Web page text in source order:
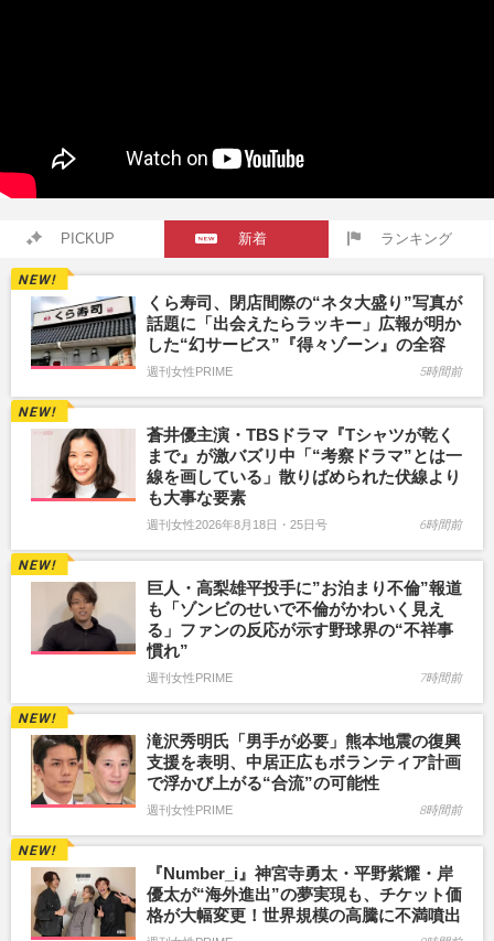
PICKUP 新着 ランキング
くら寿司、閉店間際の“ネタ大盛り”写真が
話題に「出会えたらラッキー」広報が明か
した“幻サービス”『得々ゾーン』の全容
週刊女性PRIME 5時間前
蒼井優主演・TBSドラマ『Tシャツが乾く
まで』が激バズリ中「“考察ドラマ”とは一
線を画している」散りばめられた伏線より
も大事な要素
週刊女性2026年8月18日・25日号 6時間前
巨人・高梨雄平投手に”お泊まり不倫”報道
も「ゾンビのせいで不倫がかわいく見え
る」ファンの反応が示す野球界の“不祥事
慣れ”
週刊女性PRIME 7時間前
滝沢秀明氏「男手が必要」熊本地震の復興
支援を表明、中居正広もボランティア計画
で浮かび上がる“合流”の可能性
週刊女性PRIME 8時間前
『Number_i』神宮寺勇太・平野紫耀・岸
優太が“海外進出”の夢実現も、チケット価
格が大幅変更！世界規模の高騰に不満噴出